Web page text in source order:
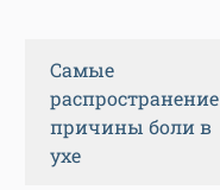
Самые
распространение
причины боли в
ухе